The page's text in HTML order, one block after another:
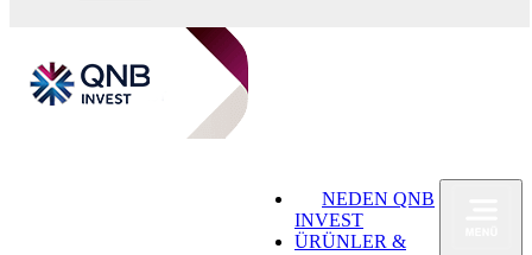
NEDEN QNB
INVEST
ÜRÜNLER &